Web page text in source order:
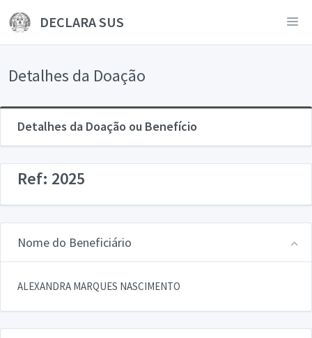
DECLARA SUS
Detalhes da Doação
Detalhes da Doação ou Benefício
Ref: 2025
Nome do Beneficiário
ALEXANDRA MARQUES NASCIMENTO